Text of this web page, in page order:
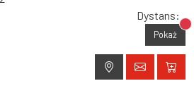
Dystans:
Pokaż